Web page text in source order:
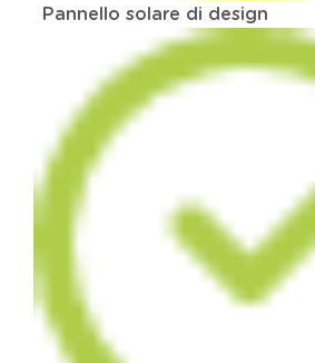
Pannello solare di design